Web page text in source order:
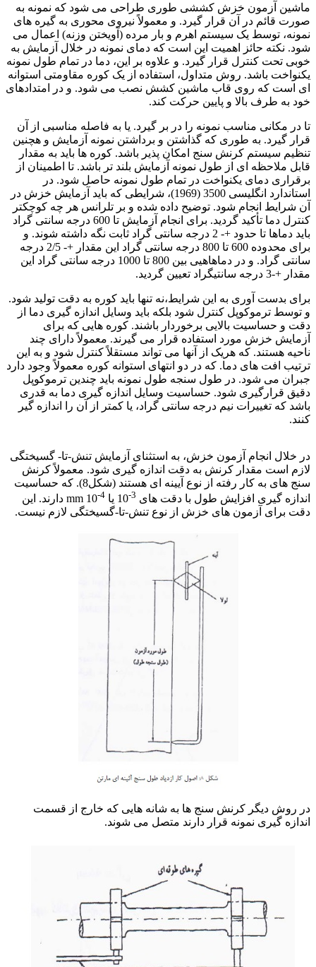
ماشین آزمون خزش کششی طوری طراحی می شود که نمونه به
صورت قائم در آن قرار گیرد. و معمولاً نیروی محوری به گیره های
نمونه، توسط یک سیستم اهرم و بار مرده (آویختن وزنه) اعمال می
شود. نکته حائز اهمیت این است که دمای نمونه در خلال آزمایش به
خوبی تحت کنترل قرار گیرد. و علاوه بر این، دما در تمام طول نمونه
یکنواخت باشد. روش متداول، استفاده از یک کوره مقاومتی استوانه
ای است که روی قاب ماشین کشش نصب می شود. و در امتدادهای
خود به طرف بالا و پایین حرکت کند.
تا در مکانی مناسب نمونه را در بر گیرد. یا به فاصله مناسبی از آن
قرار گیرد. به طوری که گذاشتن و برداشتن نمونه آزمایش و هچنین
تنظیم سیستم کرنش سنج امکان پذیر باشد. کوره ها باید به مقدار
قابل ملاحظه ای از طول نمونه آزمایش بلند تر باشد. تا اطمینان از
برقراری دمای یکنواخت در تمام طول نمونه حاصل شود. در
استاندارد انگلیسی 3500 (1969)، شرایطی که باید آزمایش خزش در
آن شرایط انجام شود. توضیح داده شده و بر تلرانس هر چه کوچکتر
کنترل دما تأکید گردید. برای انجام آزمایش تا 600 درجه سانتی گراد
باید دماها تا حدود +- 2 درجه سانتی گراد ثابت نگه داشته شوند. و
برای محدوده 600 تا 800 درجه سانتی گراد این مقدار +- 2/5 درجه
سانتی گراد. و در دماهاهیی بین 800 تا 1000 درجه سانتی گراد این
مقدار +-3 درجه سانتیگراد تعیین گردید.
برای بدست آوری به این شرایط،نه تنها باید کوره به دقت تولید شود.
و توسط ترموکوپل کنترل شود بلکه باید وسایل اندازه گیری دما از
دقت و حساسیت بالایی برخوردار باشند. کوره هایی که برای
آزمایش خزش مورد استفاده قرار می گیرند. معمولاً دارای چند
ناحیه هستند. که هریک از آنها می تواند مستقلاً کنترل شود و به این
ترتیب افت های دما. که در دو انتهای استوانه کوره معمولاً وجود دارد
جبران می شود. در طول سنجه طول نمونه باید چندین ترموکوپل
دقیق قرارگیری شود. حساسیت وسایل اندازه گیری دما به قدری
باشد که تغییرات نیم درجه سانتی گراد، یا کمتر از آن را اندازه گیر
کنند.
در خلال انجام آزمون خزش، به استثنای آزمایش تنش-تا- گسیختگی
لازم است مقدار کرنش به دقت اندازه گیری شود. معمولاً کرنش
سنج های به کار رفته از نوع آیینه ای هستند (شکل8). که حساسیت
اندازه گیری افزایش طول با دقت های 3- 10 یا 4-
10 mm دارند. این
دقت برای آزمون های خزش از نوع تنش-تا-گسیختگی لازم نیست.
در روش دیگر کرنش سنج ها به شانه هایی که خارج از قسمت
اندازه گیری نمونه قرار دارند متصل می شوند.